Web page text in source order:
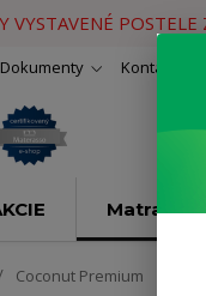
VYSTAVENÉ
Dokumenty Kontakty
Matrace
Coconut Premium